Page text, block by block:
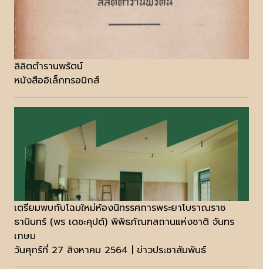
ลิลิตตำรานพรัตน์
หนังสืออิเล็กทรอนิกส์
เตรียมพบกับโฉมใหม่ห้องนิทรรศการพระยาโบราณราช
ธานินทร์ (พร เดชะคุปต์) พิพิธภัณฑสถานแห่งชาติ จันทร
เกษม
วันศุกร์ที่ 27 สิงหาคม 2564 | ข่าวประชาสัมพันธ์